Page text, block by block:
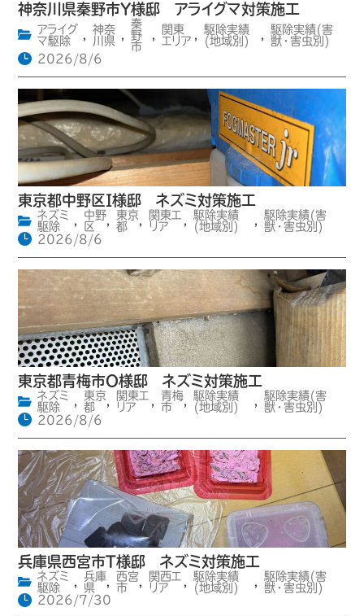
神奈川県秦野市Y様邸 アライグマ対策施工
アライグ
マ駆除
神奈
川県
秦
野
市
関東
エリア
駆除実績
(地域別)
駆除実績(害
獣・害虫別)
2026/8/6
東京都中野区I様邸 ネズミ対策施工
ネズミ
駆除
,
中野
区
,
東京
都
,
関東エ
リア
,
駆除実績
(地域別)
,
駆除実績(害
獣・害虫別)
2026/8/6
東京都青梅市O様邸 ネズミ対策施工
ネズミ
駆除
,
東京
都
,
関東エ
リア
,
青梅
市
,
駆除実績
(地域別)
,
駆除実績(害
獣・害虫別)
2026/8/6
兵庫県西宮市T様邸 ネズミ対策施工
ネズミ
駆除
,
兵庫
県
,
西宮
市
,
関西エ
リア
,
駆除実績
(地域別)
,
駆除実績(害
獣・害虫別)
2026/7/30